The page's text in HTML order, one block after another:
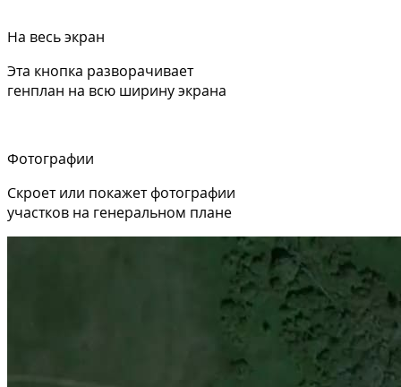
На весь экран
Эта кнопка разворачивает
генплан на всю ширину экрана
Фотографии
Скроет или покажет фотографии
участков на генеральном плане